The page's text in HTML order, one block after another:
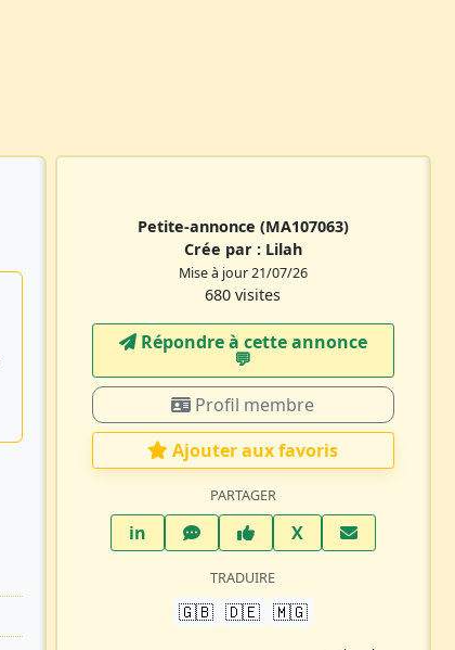
Petite-annonce (MA107063)
Crée par : Lilah
Mise à jour 21/07/26
680 visites
Répondre à cette annonce
💬​
Profil membre
Ajouter aux favoris
PARTAGER
inLinkedInWhatsAppFacebook
XTwitter X
TRADUIRE
🇬🇧 🇩🇪 🇲🇬